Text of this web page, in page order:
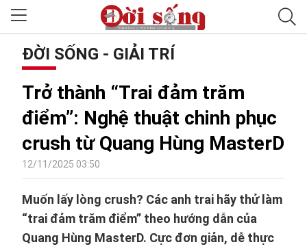
ĐỜI SỐNG - GIẢI TRÍ
Trở thành “Trai đảm trăm
điểm”: Nghệ thuật chinh phục
crush từ Quang Hùng MasterD
12/11/2025 03:50
Muốn lấy lòng crush? Các anh trai hãy thử làm
“trai đảm trăm điểm” theo hướng dẫn của
Quang Hùng MasterD. Cực đơn giản, dễ thực